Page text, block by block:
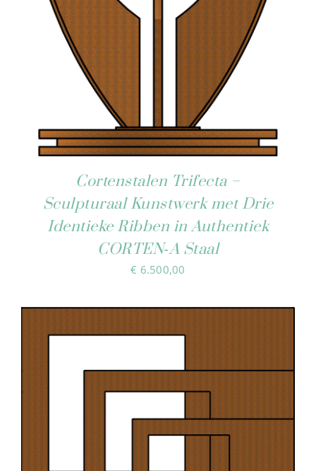
Cortenstalen Trifecta –
Sculpturaal Kunstwerk met Drie
Identieke Ribben in Authentiek
CORTEN‑A Staal
€ 6.500,00